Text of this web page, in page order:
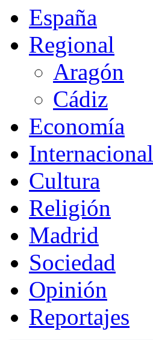
España
Regional
Aragón
Cádiz
Economía
Internacional
Cultura
Religión
Madrid
Sociedad
Opinión
Reportajes